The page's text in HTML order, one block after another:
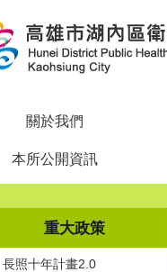
關於我們
本所公開資訊
重大政策
長照十年計畫2.0